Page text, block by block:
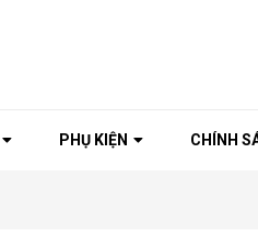
PHỤ KIỆN CHÍNH